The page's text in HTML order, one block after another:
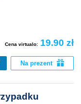
Cena virtualo: 19.90 zł
Na prezent